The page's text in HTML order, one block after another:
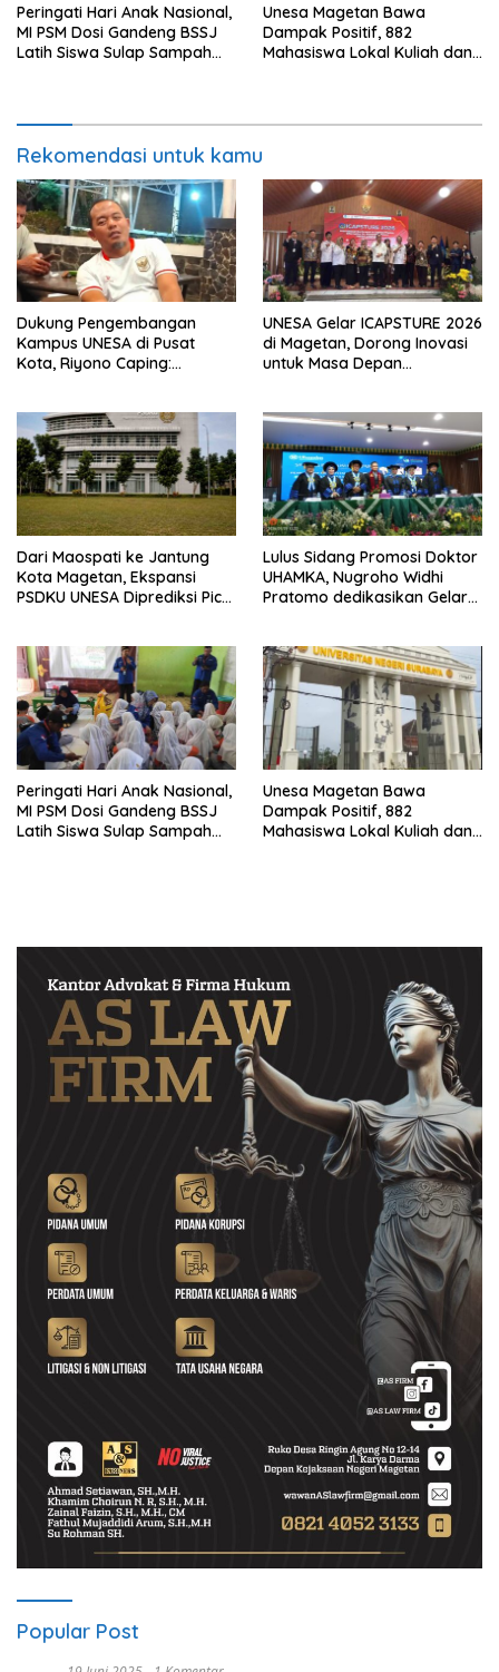
Peringati Hari Anak Nasional,
MI PSM Dosi Gandeng BSSJ
Latih Siswa Sulap Sampah
Unesa Magetan Bawa
Dampak Positif, 882
Mahasiswa Lokal Kuliah dan
Rekomendasi untuk kamu
Dukung Pengembangan
Kampus UNESA di Pusat
Kota, Riyono Caping:
UNESA Gelar ICAPSTURE 2026
di Magetan, Dorong Inovasi
untuk Masa Depan
Dari Maospati ke Jantung
Kota Magetan, Ekspansi
PSDKU UNESA Diprediksi Picu
Lulus Sidang Promosi Doktor
UHAMKA, Nugroho Widhi
Pratomo dedikasikan Gelar
Peringati Hari Anak Nasional,
MI PSM Dosi Gandeng BSSJ
Latih Siswa Sulap Sampah
Unesa Magetan Bawa
Dampak Positif, 882
Mahasiswa Lokal Kuliah dan
Popular Post